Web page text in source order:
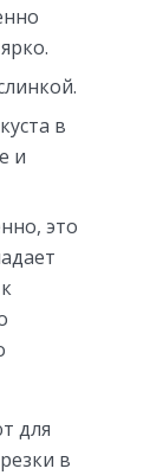
в
и
это
для
в